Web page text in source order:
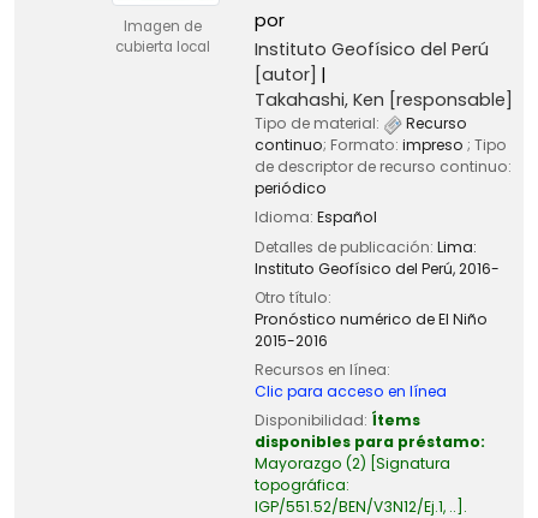
Imagen de
cubierta local
por
Instituto Geofísico del Perú
[autor]
Takahashi, Ken [responsable]
Tipo de material:
Recurso
continuo; Formato: impreso ; Tipo
de descriptor de recurso continuo:
periódico
Idioma: Español
Detalles de publicación: Lima:
Instituto Geofísico del Perú,2016-
Otro título:
Pronóstico numérico de El Niño
2015-2016
Recursos en línea:
Clic para acceso en línea
Disponibilidad: Ítems
disponibles para préstamo:
Mayorazgo (2) Signatura
topográfica:
IGP/551.52/BEN/V3N12/Ej.1, .. .